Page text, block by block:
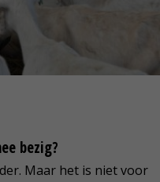
bezig?
Maar het is niet voor